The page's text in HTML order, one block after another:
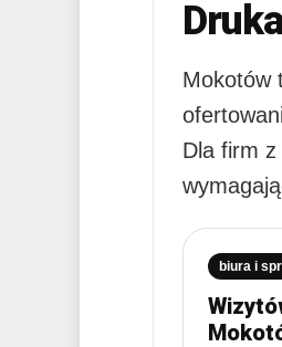
Mokotów
Dla firm
biura i